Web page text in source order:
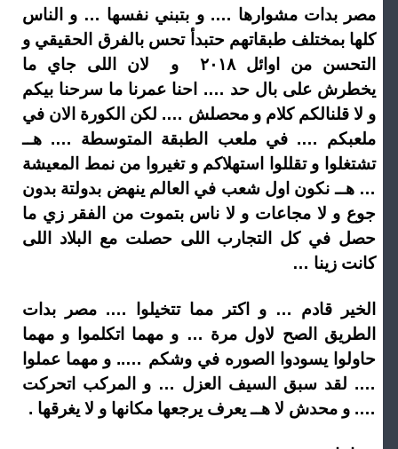
مصر بدات مشوارها …. و بتبني نفسها … و الناس
كلها بمختلف طبقاتهم حتبدأ تحس بالفرق الحقيقي و
التحسن من اوائل ٢٠١٨ و لان اللى جاي ما
يخطرش على بال حد …. احنا عمرنا ما سرحنا بيكم
و لا قلنالكم كلام و محصلش …. لكن الكورة الان في
ملعبكم …. في ملعب الطبقة المتوسطة …. هــ
تشتغلوا و تقللوا استهلاكم و تغيروا من نمط المعيشة
… هــ نكون اول شعب في العالم ينهض بدولتة بدون
جوع و لا مجاعات و لا ناس بتموت من الفقر زي ما
حصل في كل التجارب اللى حصلت مع البلاد اللى
كانت زينا …
الخير قادم … و اكتر مما تتخيلوا …. مصر بدات
الطريق الصح لاول مرة … و مهما اتكلموا و مهما
حاولوا يسودوا الصوره في وشكم ….. و مهما عملوا
…. لقد سبق السيف العزل … و المركب اتحركت
…. و محدش لا هــ يعرف يرجعها مكانها و لا يغرقها .